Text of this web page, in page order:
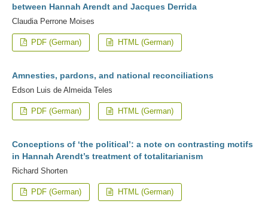
between Hannah Arendt and Jacques Derrida
Claudia Perrone Moises
PDF (German) HTML (German)
Amnesties, pardons, and national reconciliations
Edson Luis de Almeida Teles
PDF (German) HTML (German)
Conceptions of ‘the political’: a note on contrasting motifs
in Hannah Arendt’s treatment of totalitarianism
Richard Shorten
PDF (German) HTML (German)